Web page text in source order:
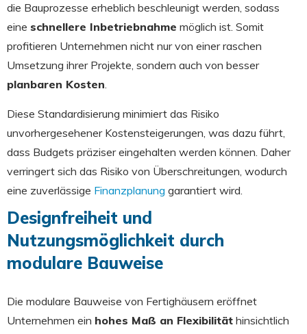
die Bauprozesse erheblich beschleunigt werden, sodass
eine schnellere Inbetriebnahme möglich ist. Somit
profitieren Unternehmen nicht nur von einer raschen
Umsetzung ihrer Projekte, sondern auch von besser
planbaren Kosten.
Diese Standardisierung minimiert das Risiko
unvorhergesehener Kostensteigerungen, was dazu führt,
dass Budgets präziser eingehalten werden können. Daher
verringert sich das Risiko von Überschreitungen, wodurch
eine zuverlässige Finanzplanung garantiert wird.
Designfreiheit und
Nutzungsmöglichkeit durch
modulare Bauweise
Die modulare Bauweise von Fertighäusern eröffnet
Unternehmen ein hohes Maß an Flexibilität hinsichtlich